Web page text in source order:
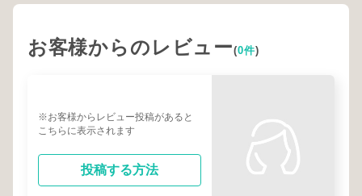
お客様からのレビュー(0件)
※お客様からレビュー投稿があると
こちらに表示されます
投稿する方法